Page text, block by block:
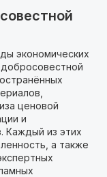
экономических
ценовой
и
Каждый из этих
а также